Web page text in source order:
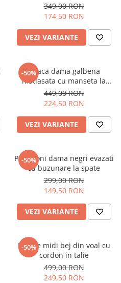
349,00 RON
174,50 RON
VEZI VARIANTE
-50%Geaca dama galbena
matlasata cu manseta la
maneca si elastic in talie
449,00 RON
224,50 RON
VEZI VARIANTE
-50%
Pantaloni dama negri evazati
cu buzunare la spate
299,00 RON
149,50 RON
VEZI VARIANTE
-50%
Rochie midi bej din voal cu
cordon in talie
499,00 RON
249,50 RON